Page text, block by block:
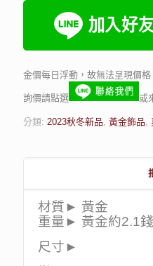
金價每日浮動，故無法呈現價格
詢價請點選 或
分類: 2023秋冬新品, 黃金飾品,
材質► 黃金
重量► 黃金約2.1錢
尺寸►